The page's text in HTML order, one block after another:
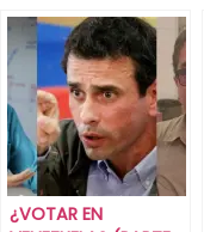
¿VOTAR EN